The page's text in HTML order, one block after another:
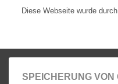
Diese Webseite wurde
Prospektbestellung
Newsletter
SPEICHERUNG